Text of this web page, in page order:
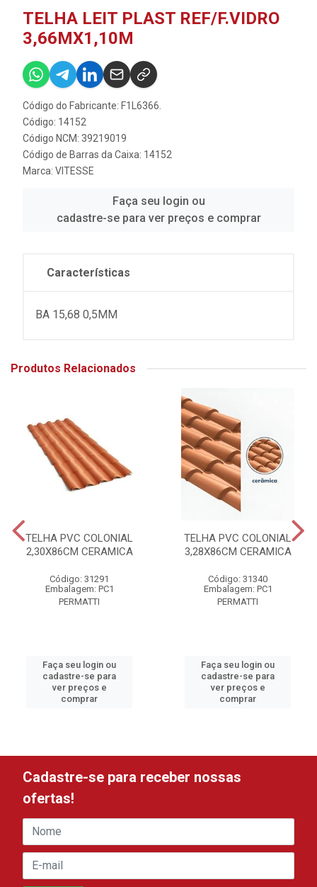
TELHA LEIT PLAST REF/F.VIDRO
3,66MX1,10M
Código do Fabricante: F1L6366.
Código: 14152
Código NCM: 39219019
Código de Barras da Caixa: 14152
Marca: VITESSE
Faça seu login ou
cadastre-se para ver preços e comprar
Características
BA 15,68 0,5MM
Produtos Relacionados
TELHA PVC COLONIAL
2,30X86CM CERAMICA
Código: 31291
Embalagem: PC1
PERMATTI
Faça seu login ou
cadastre-se para
ver preços e
comprar
TELHA PVC COLONIAL
3,28X86CM CERAMICA
Código: 31340
Embalagem: PC1
PERMATTI
Faça seu login ou
cadastre-se para
ver preços e
comprar
Cadastre-se para receber nossas
ofertas!